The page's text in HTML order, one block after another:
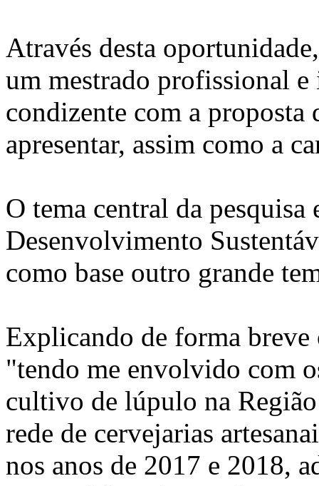
Através desta
um mestrado profissional
condizente com a
apresentar, assim como a
O tema central da
Desenvolvimento
como base outro grande
Explicando de forma breve
"tendo me envolvido com
cultivo de lúpulo na
rede de cervejarias
nos anos de 2017 e 2018,